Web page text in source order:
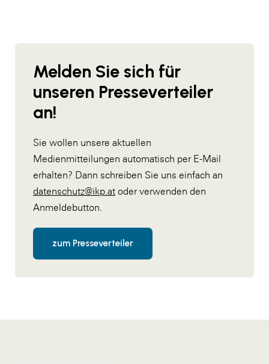
Melden Sie sich für
unseren Presseverteiler
an!
Sie wollen unsere aktuellen
Medienmitteilungen automatisch per E-Mail
erhalten? Dann schreiben Sie uns einfach an
datenschutz@ikp.at oder verwenden den
Anmeldebutton.
zum Presseverteiler